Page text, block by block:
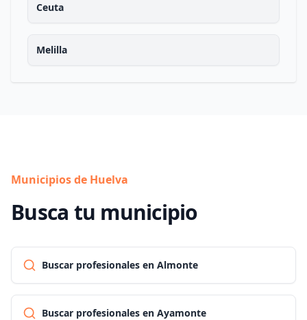
Ceuta
Melilla
Municipios de Huelva
Busca tu municipio
Buscar profesionales en Almonte
Buscar profesionales en Ayamonte